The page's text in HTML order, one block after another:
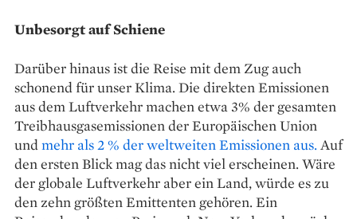
Unbesorgt auf Schiene
Darüber hinaus ist die Reise mit dem Zug auch
schonend für unser Klima. Die direkten Emissionen
aus dem Luftverkehr machen etwa 3% der gesamten
Treibhausgasemissionen der Europäischen Union
und mehr als 2 % der weltweiten Emissionen aus. Auf
den ersten Blick mag das nicht viel erscheinen. Wäre
der globale Luftverkehr aber ein Land, würde es zu
den zehn größten Emittenten gehören. Ein